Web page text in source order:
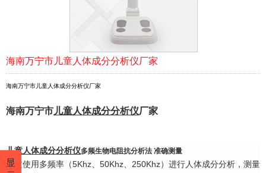
海南万宁市儿童人体成分分析仪厂家
海南万宁市儿童人体成分分析仪厂家
海南万宁市儿童人体成分分析仪厂家
儿童人体成分分析仪多频生物电阻抗分析法 准确测量
通过使用多频率（5Khz、50Khz、250Khz）进行人体成分分析，测量
显